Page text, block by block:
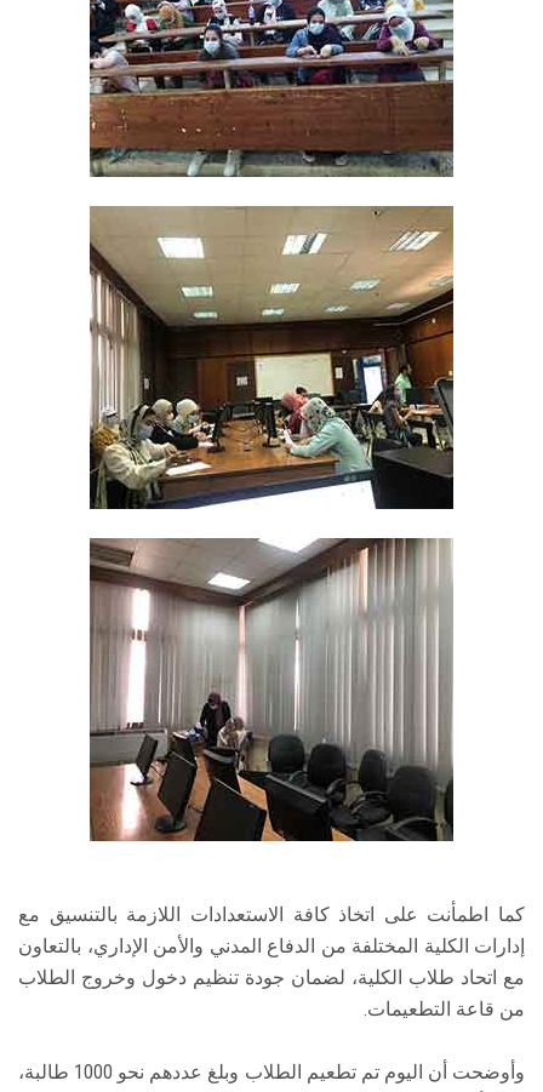
كما اطمأنت على اتخاذ كافة الاستعدادات اللازمة بالتنسيق مع
إدارات الكلية المختلفة من الدفاع المدني والأمن الإداري، بالتعاون
مع اتحاد طلاب الكلية، لضمان جودة تنظيم دخول وخروج الطلاب
من قاعة التطعيمات.
وأوضحت أن اليوم تم تطعيم الطلاب وبلغ عددهم نحو 1000 طالبة،